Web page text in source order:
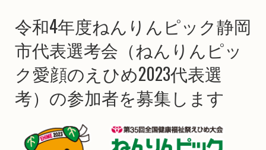
令和4年度ねんりんピック静岡
市代表選考会（ねんりんピッ
ク愛顔のえひめ2023代表選
考）の参加者を募集します